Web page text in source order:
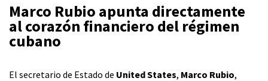
Marco Rubio apunta directamente
al corazón financiero del régimen
cubano
El secretario de Estado de United States, Marco Rubio,